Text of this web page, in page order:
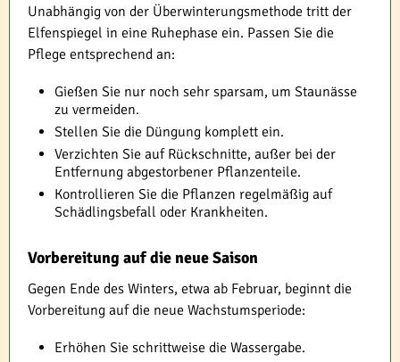
Unabhängig von der Überwinterungsmethode tritt der
Elfenspiegel in eine Ruhephase ein. Passen Sie die
Pflege entsprechend an:
Gießen Sie nur noch sehr sparsam, um Staunässe
zu vermeiden.
Stellen Sie die Düngung komplett ein.
Verzichten Sie auf Rückschnitte, außer bei der
Entfernung abgestorbener Pflanzenteile.
Kontrollieren Sie die Pflanzen regelmäßig auf
Schädlingsbefall oder Krankheiten.
Vorbereitung auf die neue Saison
Gegen Ende des Winters, etwa ab Februar, beginnt die
Vorbereitung auf die neue Wachstumsperiode:
Erhöhen Sie schrittweise die Wassergabe.